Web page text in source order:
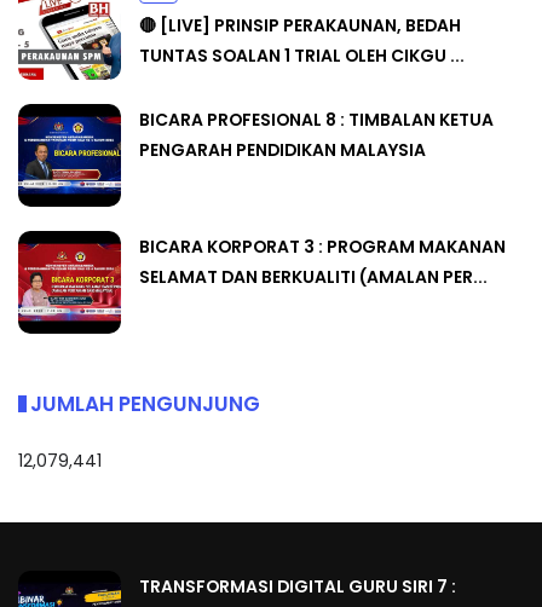
🔴 [LIVE] PRINSIP PERAKAUNAN, BEDAH
TUNTAS SOALAN 1 TRIAL OLEH CIKGU ...
BICARA PROFESIONAL 8 : TIMBALAN KETUA
PENGARAH PENDIDIKAN MALAYSIA
BICARA KORPORAT 3 : PROGRAM MAKANAN
SELAMAT DAN BERKUALITI (AMALAN PER...
JUMLAH PENGUNJUNG
12,079,441
TRANSFORMASI DIGITAL GURU SIRI 7 :